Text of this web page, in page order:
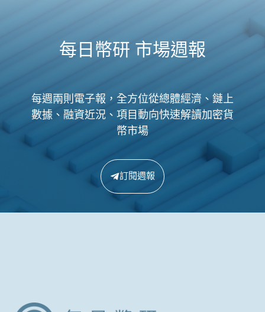
每日幣研 市場週報
每週兩則電子報，全方位從總體經濟、鏈上
數據、融資近況、項目動向快速解讀加密貨
幣市場
訂閱週報